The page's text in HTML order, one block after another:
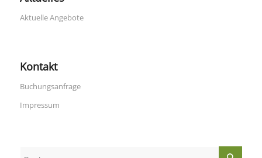
Aktuelle Angebote
Kontakt
Buchungsanfrage
Impressum